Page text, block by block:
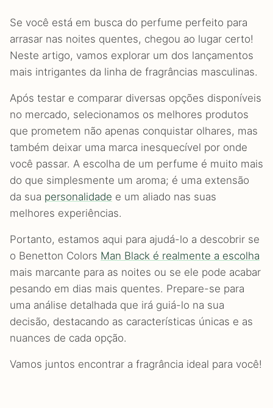
Se você está em busca do perfume perfeito para
arrasar nas noites quentes, chegou ao lugar certo!
Neste artigo, vamos explorar um dos lançamentos
mais intrigantes da linha de fragrâncias masculinas.
Após testar e comparar diversas opções disponíveis
no mercado, selecionamos os melhores produtos
que prometem não apenas conquistar olhares, mas
também deixar uma marca inesquecível por onde
você passar. A escolha de um perfume é muito mais
do que simplesmente um aroma; é uma extensão
da sua personalidade e um aliado nas suas
melhores experiências.
Portanto, estamos aqui para ajudá-lo a descobrir se
o Benetton Colors Man Black é realmente a escolha
mais marcante para as noites ou se ele pode acabar
pesando em dias mais quentes. Prepare-se para
uma análise detalhada que irá guiá-lo na sua
decisão, destacando as características únicas e as
nuances de cada opção.
Vamos juntos encontrar a fragrância ideal para você!